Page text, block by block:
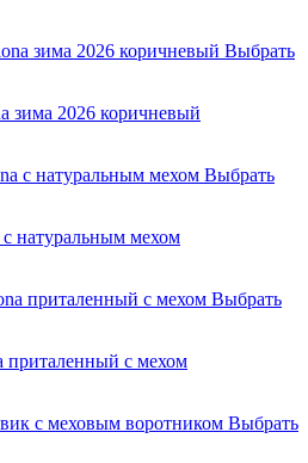
Выбрать
зима 2026 коричневый
Выбрать
натуральным мехом
Выбрать
с мехом
Выбрать